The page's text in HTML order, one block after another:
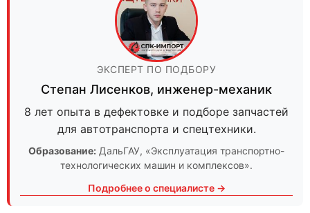
ЭКСПЕРТ ПО ПОДБОРУ
Степан Лисенков, инженер-механик
8 лет опыта в дефектовке и подборе запчастей
для автотранспорта и спецтехники.
Образование: ДальГАУ, «Эксплуатация транспортно-
технологических машин и комплексов».
Подробнее о специалисте →